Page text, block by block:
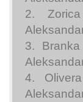
2.
3.
4.